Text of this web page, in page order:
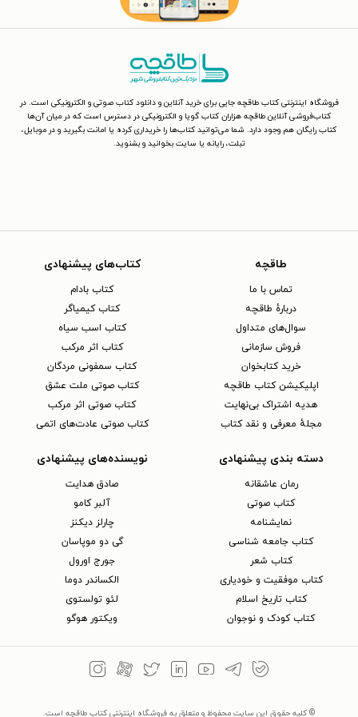
فروشگاه اینترنتی کتاب طاقچه جایی برای خرید آنلاین و دانلود کتاب صوتی و الکترونیکی است. در
کتاب‌فروشی آنلاین طاقچه هزاران کتاب گویا و الکترونیکی در دسترس است که در میان آن‌ها
کتاب رایگان هم وجود دارد. شما می‌توانید کتاب‌ها را خریداری کرده یا امانت بگیرید و در موبایل،
تبلت، رایانه یا سایت بخوانید و بشنوید.
طاقچه
تماس با ما
دربارهٔ طاقچه
سوال‌های متداول
فروش سازمانی
خرید کتابخوان
اپلیکیشن کتاب طاقچه
هدیه اشتراک بی‌نهایت
مجلهٔ معرفی و نقد کتاب
کتاب‌های پیشنهادی
کتاب بادام
کتاب کیمیاگر
کتاب اسب سیاه
کتاب اثر مرکب
کتاب سمفونی مردگان
کتاب صوتی ملت عشق
کتاب صوتی اثر مرکب
کتاب صوتی عادت‌های اتمی
دسته بندی پیشنهادی
رمان عاشقانه
کتاب‌ صوتی
نمایشنامه
کتاب جامعه شناسی
کتاب شعر
کتاب موفقیت و خودیاری
کتاب تاریخ اسلام
کتاب کودک و نوجوان
نویسنده‌های پیشنهادی
صادق هدایت
آلبر کامو
چارلز دیکنز
گی دو موپاسان
جورج اورول
الکساندر دوما
لئو تولستوی
ویکتور هوگو
© کلیه حقوق این سایت محفوظ و متعلق به فروشگاه اینترنتی کتاب طاقچه است.